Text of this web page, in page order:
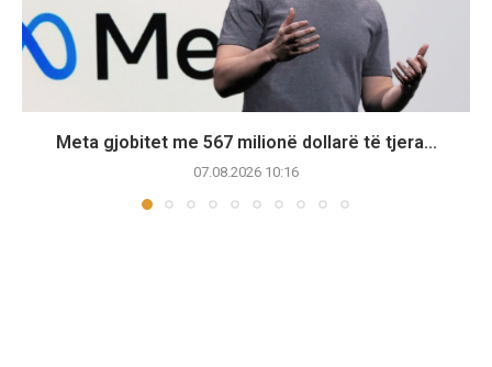
Meta gjobitet me 567 milionë dollarë të tjera...
07.08.2026 10:16